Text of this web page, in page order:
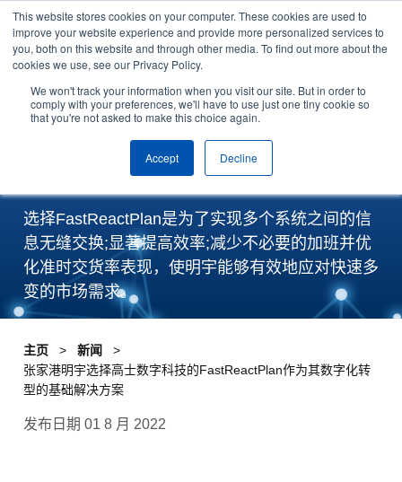
This website stores cookies on your computer. These cookies are used to
improve your website experience and provide more personalized services to
you, both on this website and through other media. To find out more about the
cookies we use, see our Privacy Policy.
We won't track your information when you visit our site. But in order to
comply with your preferences, we'll have to use just one tiny cookie so
that you're not asked to make this choice again.
Accept Decline
Skip to content
安排演示
张家港明宇选择高士数字科
技的FastReactPlan作为其
数字化转型的基础解决方案
选择FastReactPlan是为了实现多个系统之间的信
息无缝交换;显著提高效率;减少不必要的加班并优
化准时交货率表现，使明宇能够有效地应对快速多
变的市场需求。
主页
新闻
张家港明宇选择高士数字科技的FastReactPlan作为其数字化转
型的基础解决方案
发布日期 01 8 月 2022